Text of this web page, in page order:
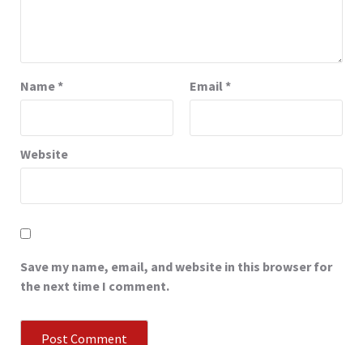
Name* Email*
Website
Save my name, email, and website in this browser for
the next time I comment.